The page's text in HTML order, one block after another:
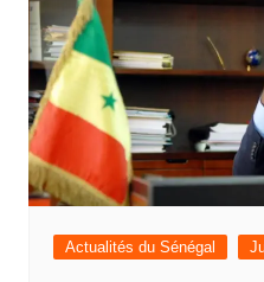
Actualités du Sénégal